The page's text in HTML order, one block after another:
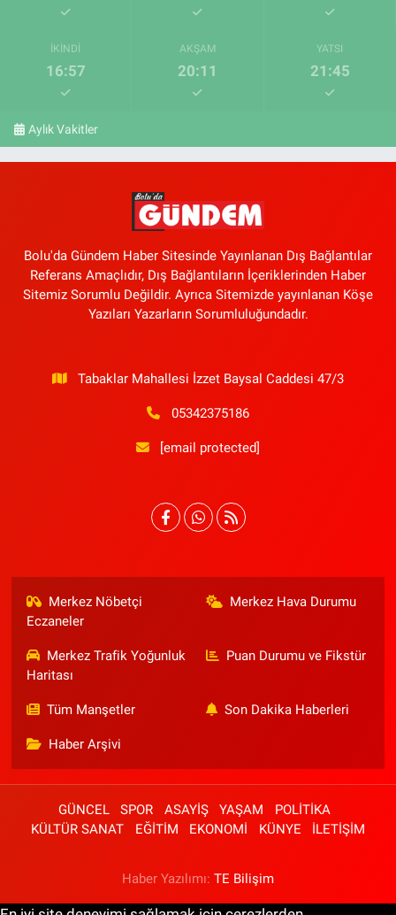
İKINDI
16:57
AKŞAM
20:11
YATSI
21:45
Aylık Vakitler
Bolu'da Gündem Haber Sitesinde Yayınlanan Dış Bağlantılar
Referans Amaçlıdır, Dış Bağlantıların İçeriklerinden Haber
Sitemiz Sorumlu Değildir. Ayrıca Sitemizde yayınlanan Köşe
Yazıları Yazarların Sorumluluğundadır.
Tabaklar Mahallesi İzzet Baysal Caddesi 47/3
05342375186
[email protected]
Merkez Nöbetçi
Eczaneler
Merkez Hava Durumu
Merkez Trafik Yoğunluk
Haritası
Puan Durumu ve Fikstür
Tüm Manşetler Son Dakika Haberleri
Haber Arşivi
GÜNCEL SPOR ASAYİŞ YAŞAM
POLİTİKA
KÜLTÜR SANAT
EĞİTİM EKONOMİ KÜNYE İLETİŞİM
Haber Yazılımı: TE Bilişim